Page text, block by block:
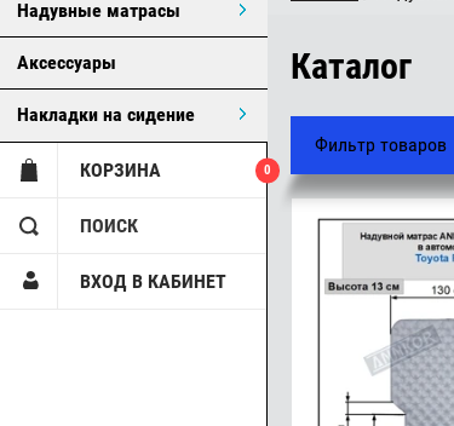
Надувные матрасы
Аксессуары
Накладки на сидение
КОРЗИНА 0
ПОИСК
ВХОД В КАБИНЕТ
Каталог
Фильтр товаров